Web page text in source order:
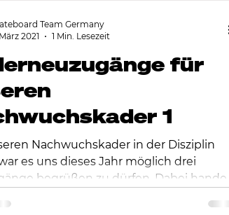
für
1
Nachwuchskader in der Disziplin
es uns dieses Jahr möglich drei
begrüßen zu dürfen. Dabei handelt
Team Germany
2021
1 Min. Lesezeit